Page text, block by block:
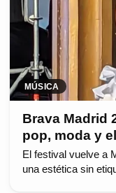
MÚSICA
Brava Madrid
pop, moda y
El festival vuelve a
una estética sin